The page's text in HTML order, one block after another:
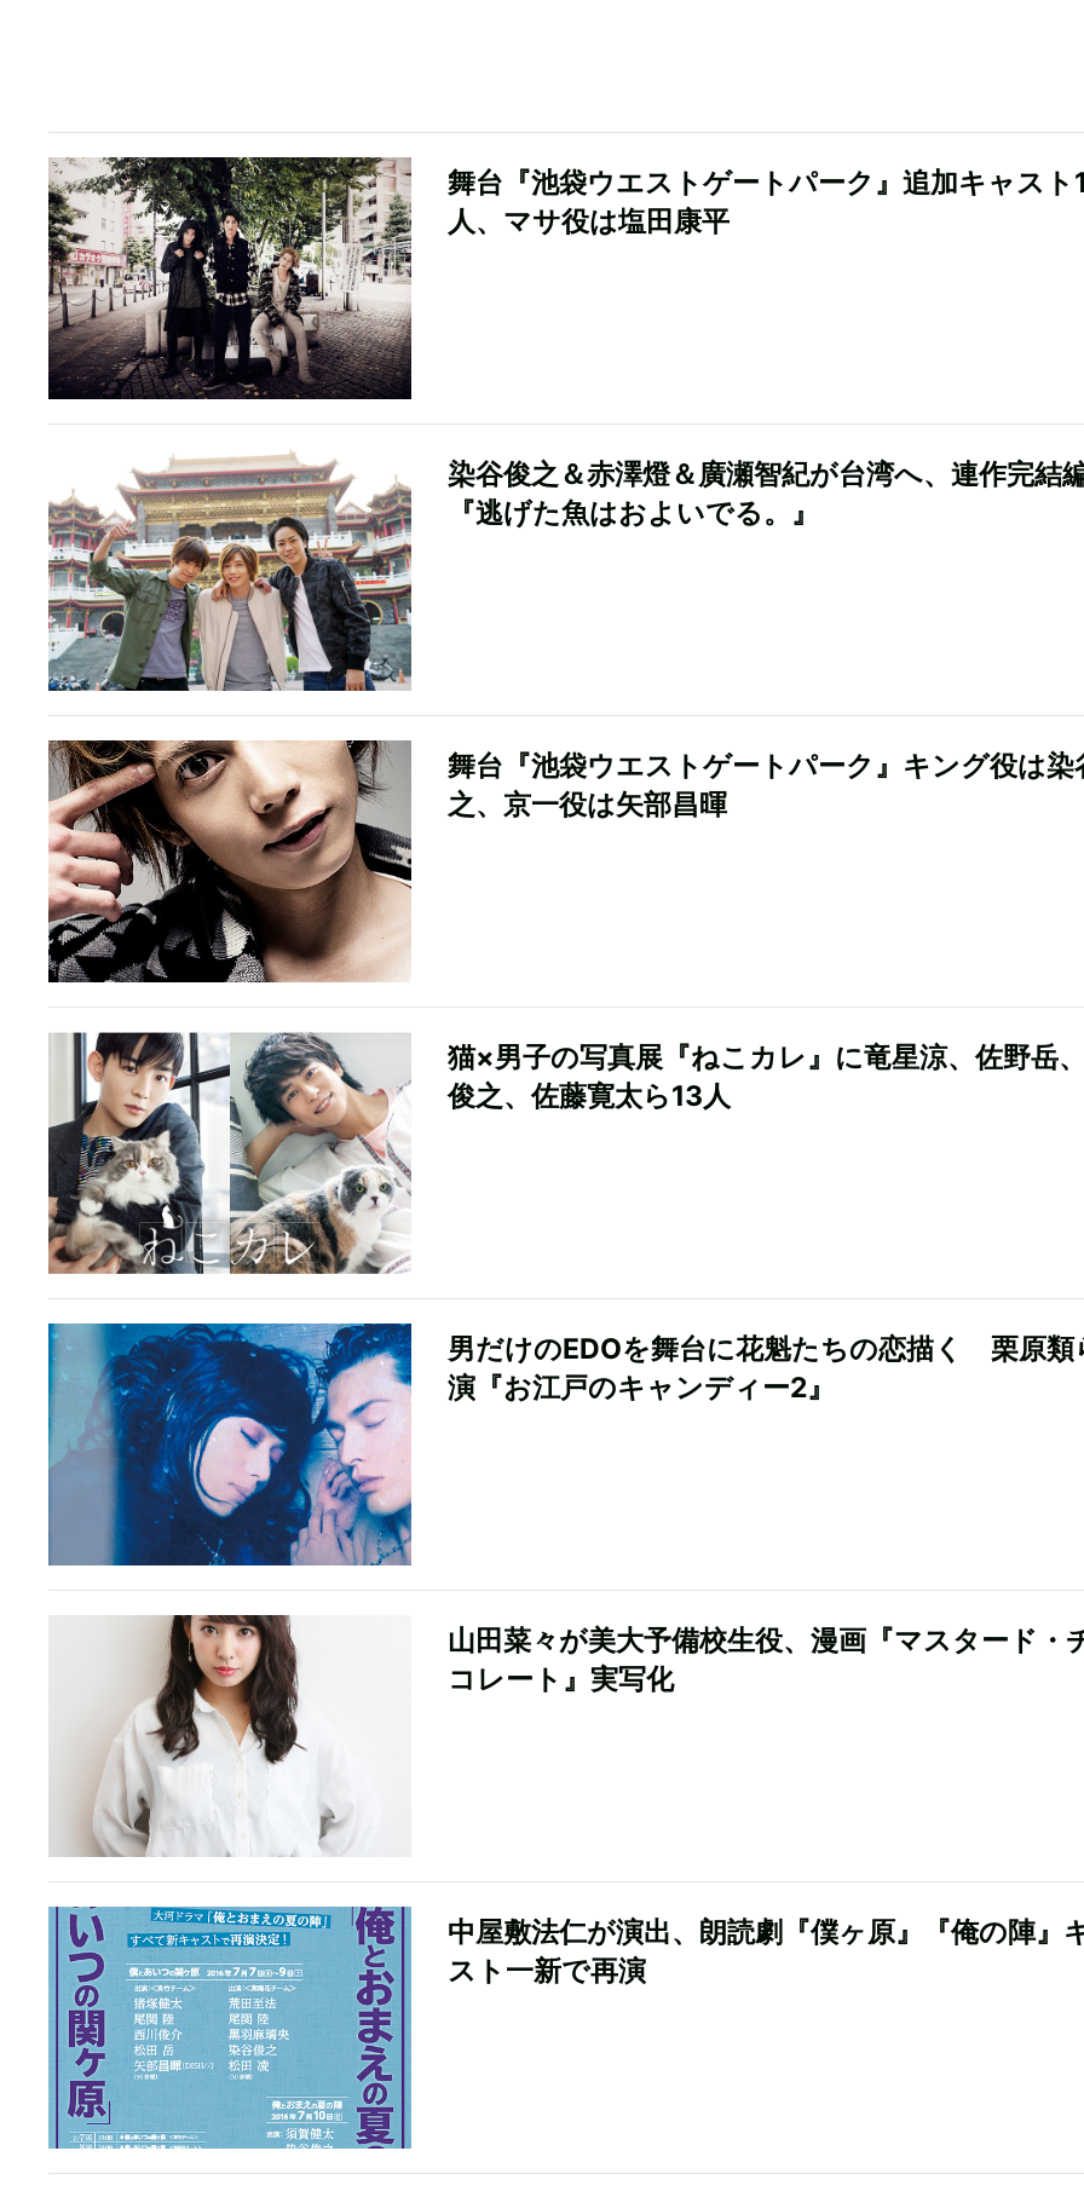
舞台『池袋ウエストゲートパーク』追加キャスト
人、マサ役は塩田康平
染谷俊之＆赤澤燈＆廣瀬智紀が台湾へ、連作完結
『逃げた魚はおよいでる。』
舞台『池袋ウエストゲートパーク』キング役は染
之、京一役は矢部昌暉
猫×男子の写真展『ねこカレ』に竜星涼、佐野岳
俊之、佐藤寛太ら13人
男だけのEDOを舞台に花魁たちの恋描く 栗原類
演『お江戸のキャンディー2』
山田菜々が美大予備校生役、漫画『マスタード・
コレート』実写化
中屋敷法仁が演出、朗読劇『僕ヶ原』『俺の陣』
スト一新で再演